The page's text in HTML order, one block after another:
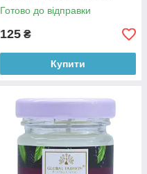
Готово до відправки
125 ₴
Купити